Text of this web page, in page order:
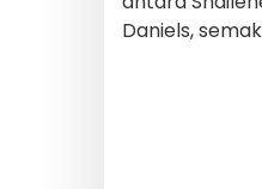
Daniels,